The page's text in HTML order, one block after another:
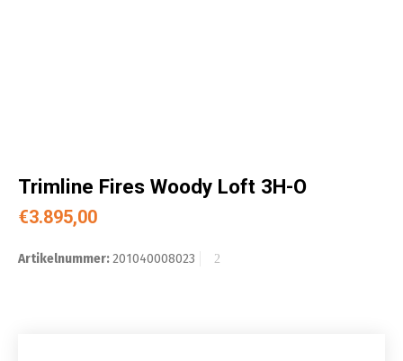
Trimline Fires Woody Loft 3H-O
€3.895,00
Artikelnummer:201040008023